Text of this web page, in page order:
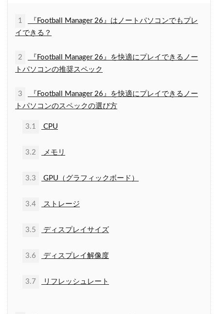
1
『Football Manager 26』はノートパソコンでもプレ
イできる？
2
『Football Manager 26』を快適にプレイできるノー
トパソコンの推奨スペック
3
『Football Manager 26』を快適にプレイできるノー
トパソコンのスペックの選び方
3.1 CPU
3.2 メモリ
3.3 GPU（グラフィックボード）
3.4 ストレージ
3.5 ディスプレイサイズ
3.6 ディスプレイ解像度
3.7 リフレッシュレート